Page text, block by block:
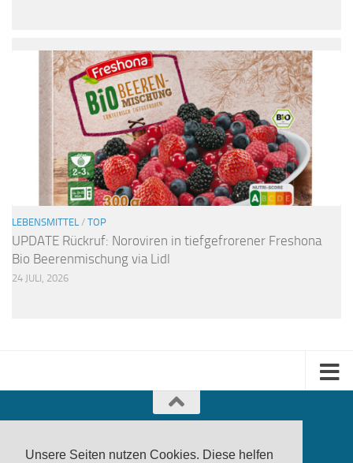
Unsere Seiten nutzen Cookies. Diese helfen
LEBENSMITTEL / TOP
UPDATE Rückruf: Noroviren in tiefgefrorener Freshona
Bio Beerenmischung via Lidl
24 JULI, 2026